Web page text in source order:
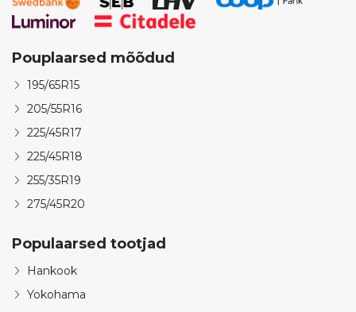
Pouplaarsed mõõdud
195/65R15
205/55R16
225/45R17
225/45R18
255/35R19
275/45R20
Populaarsed tootjad
Hankook
Yokohama